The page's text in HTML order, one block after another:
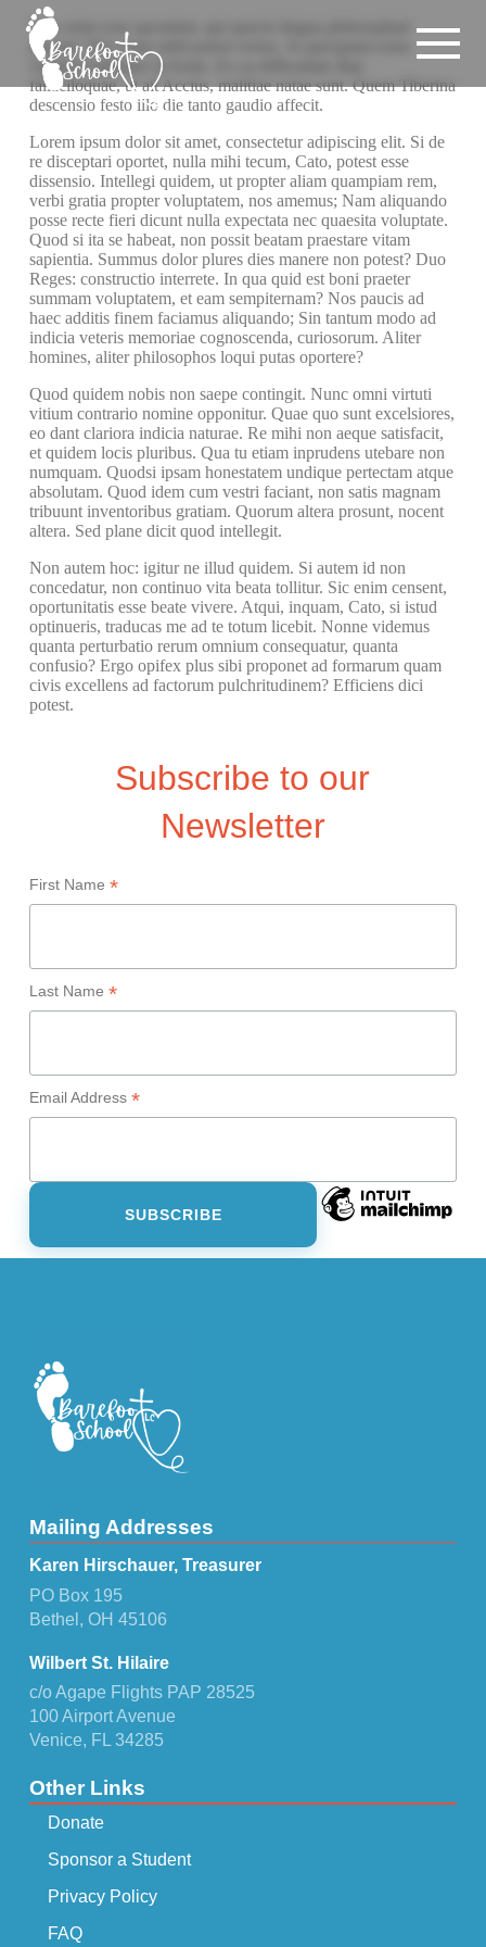
Scio enim esse quosdam, qui quavis lingua philosophari
possint; Dici enim nihil potest verius. Si quicquam extra
virtutem habeatur in bonis. Ex ea difficultate illae
fallaciloquae, ut ait Accius, malitiae natae sunt. Quem Tiberina
descensio festo illo die tanto gaudio affecit.
Lorem ipsum dolor sit amet, consectetur adipiscing elit. Si de
re disceptari oportet, nulla mihi tecum, Cato, potest esse
dissensio. Intellegi quidem, ut propter aliam quampiam rem,
verbi gratia propter voluptatem, nos amemus; Nam aliquando
posse recte fieri dicunt nulla expectata nec quaesita voluptate.
Quod si ita se habeat, non possit beatam praestare vitam
sapientia. Summus dolor plures dies manere non potest? Duo
Reges: constructio interrete. In qua quid est boni praeter
summam voluptatem, et eam sempiternam? Nos paucis ad
haec additis finem faciamus aliquando; Sin tantum modo ad
indicia veteris memoriae cognoscenda, curiosorum. Aliter
homines, aliter philosophos loqui putas oportere?
Quod quidem nobis non saepe contingit. Nunc omni virtuti
vitium contrario nomine opponitur. Quae quo sunt excelsiores,
eo dant clariora indicia naturae. Re mihi non aeque satisfacit,
et quidem locis pluribus. Qua tu etiam inprudens utebare non
numquam. Quodsi ipsam honestatem undique pertectam atque
absolutam. Quod idem cum vestri faciant, non satis magnam
tribuunt inventoribus gratiam. Quorum altera prosunt, nocent
altera. Sed plane dicit quod intellegit.
Non autem hoc: igitur ne illud quidem. Si autem id non
concedatur, non continuo vita beata tollitur. Sic enim censent,
oportunitatis esse beate vivere. Atqui, inquam, Cato, si istud
optinueris, traducas me ad te totum licebit. Nonne videmus
quanta perturbatio rerum omnium consequatur, quanta
confusio? Ergo opifex plus sibi proponet ad formarum quam
civis excellens ad factorum pulchritudinem? Efficiens dici
potest.
Subscribe to our
Newsletter
First Name *
Last Name *
Email Address *
Mailing Addresses
Karen Hirschauer, Treasurer
PO Box 195
Bethel, OH 45106
Wilbert St. Hilaire
c/o Agape Flights PAP 28525
100 Airport Avenue
Venice, FL 34285
Other Links
Donate
Sponsor a Student
Privacy Policy
FAQ